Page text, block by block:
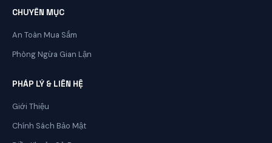
CHUYÊN MỤC
An Toàn Mua Sắm
Phòng Ngừa Gian Lận
PHÁP LÝ & LIÊN HỆ
Giới Thiệu
Chính Sách Bảo Mật